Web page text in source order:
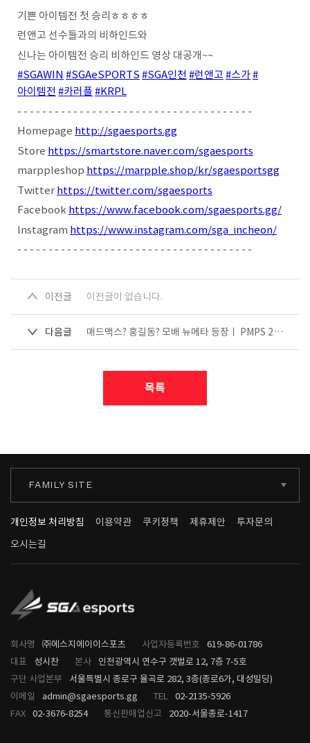
기쁜 아이템전 첫 승리ㅎㅎㅎㅎ
런앤고 선수들과의 비하인드와
신나는 아이템전 승리 비하인드 영상 대공개~~
#SGAWIN #SGAeSPORTS #SGA인천 #런앤고 #스가#
아이템전 #카러플 #KRPL
- - - - - - - - - - - - - - - - - - - - - - - - - - - - - - - - - - - - - -
Homepage http://sgaesports.gg
Store https://smartstore.naver.com/sgaesports
marppleshop https://marpple.shop/kr/sgaesportsgg
Twitter https://twitter.com/sgaesports
Facebook https://www.facebook.com/sgaesports.gg/
Instagram https://www.instagram.com/sga_incheon/
- - - - - - - - - - - - - - - - - - - - - - - - - - - - - - - - - - - - - -
이전글 이전글이 없습니다.
다음글 매드맥스? 홍길동? 모배 뉴메타 등장ㅣ PMPS 2022 시즌 2 2주 차
목록
FAMILY SITE
개인정보 처리방침 이용약관 쿠키정책 제휴제안
투자문의
오시는길
회사명 ㈜에스지에이이스포츠 사업자등록번호
619-86-01786
대표
성시찬 본사
인천광역시 연수구 갯벌로 12, 7층 7-5호
구단 사업본부
서울특별시 종로구 율곡로 282, 3층(종로6가, 대성빌딩)
이메일
admin@sgaesports.gg TEL
02-2135-5926
FAX 02-3676-8254 통신판매업신고 2020-서울종로-1417